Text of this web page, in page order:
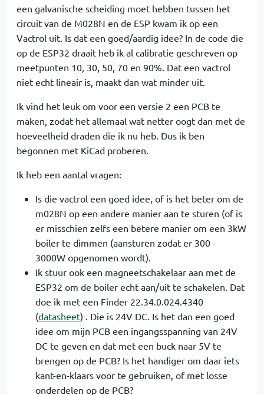
een galvanische scheiding moet hebben tussen het
circuit van de M028N en de ESP kwam ik op een
Vactrol uit. Is dat een goed/aardig idee? In de code die
op de ESP32 draait heb ik al calibratie geschreven op
meetpunten 10, 30, 50, 70 en 90%. Dat een vactrol
niet echt lineair is, maakt dan wat minder uit.
Ik vind het leuk om voor een versie 2 een PCB te
maken, zodat het allemaal wat netter oogt dan met de
hoeveelheid draden die ik nu heb. Dus ik ben
begonnen met KiCad proberen.
Ik heb een aantal vragen:
Is die vactrol een goed idee, of is het beter om de
m028N op een andere manier aan te sturen (of is
er misschien zelfs een betere manier om een 3kW
boiler te dimmen (aansturen zodat er 300 -
3000W opgenomen wordt).
Ik stuur ook een magneetschakelaar aan met de
ESP32 om de boiler echt aan/uit te schakelen. Dat
doe ik met een Finder 22.34.0.024.4340
(datasheet) . Die is 24V DC. Is het dan een goed
idee om mijn PCB een ingangsspanning van 24V
DC te geven en dat met een buck naar 5V te
brengen op de PCB? Is het handiger om daar iets
kant-en-klaars voor te gebruiken, of met losse
onderdelen op de PCB?